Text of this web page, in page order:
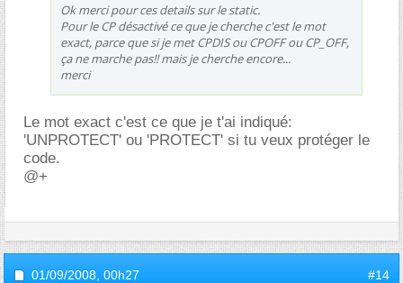
Ok merci pour ces details sur le static.
Pour le CP désactivé ce que je cherche c'est le mot
exact, parce que si je met CPDIS ou CPOFF ou CP_OFF,
ça ne marche pas!! mais je cherche encore...
merci
Le mot exact c'est ce que je t'ai indiqué:
'UNPROTECT' ou 'PROTECT' si tu veux protéger le
code.
@+
01/09/2008, 00h27 #14